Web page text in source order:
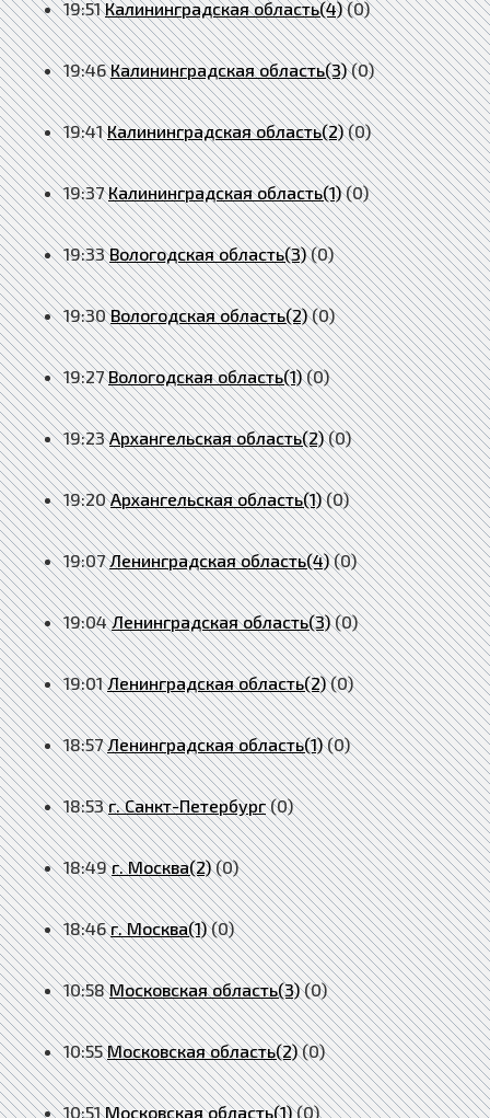
19:51 Калининградская область(4) (0)
19:46 Калининградская область(3) (0)
19:41 Калининградская область(2) (0)
19:37 Калининградская область(1) (0)
19:33 Вологодская область(3) (0)
19:30 Вологодская область(2) (0)
19:27 Вологодская область(1) (0)
19:23 Архангельская область(2) (0)
19:20 Архангельская область(1) (0)
19:07 Ленинградская область(4) (0)
19:04 Ленинградская область(3) (0)
19:01 Ленинградская область(2) (0)
18:57 Ленинградская область(1) (0)
18:53 г. Санкт-Петербург (0)
18:49 г. Москва(2) (0)
18:46 г. Москва(1) (0)
10:58 Московская область(3) (0)
10:55 Московская область(2) (0)
10:51 Московская область(1) (0)